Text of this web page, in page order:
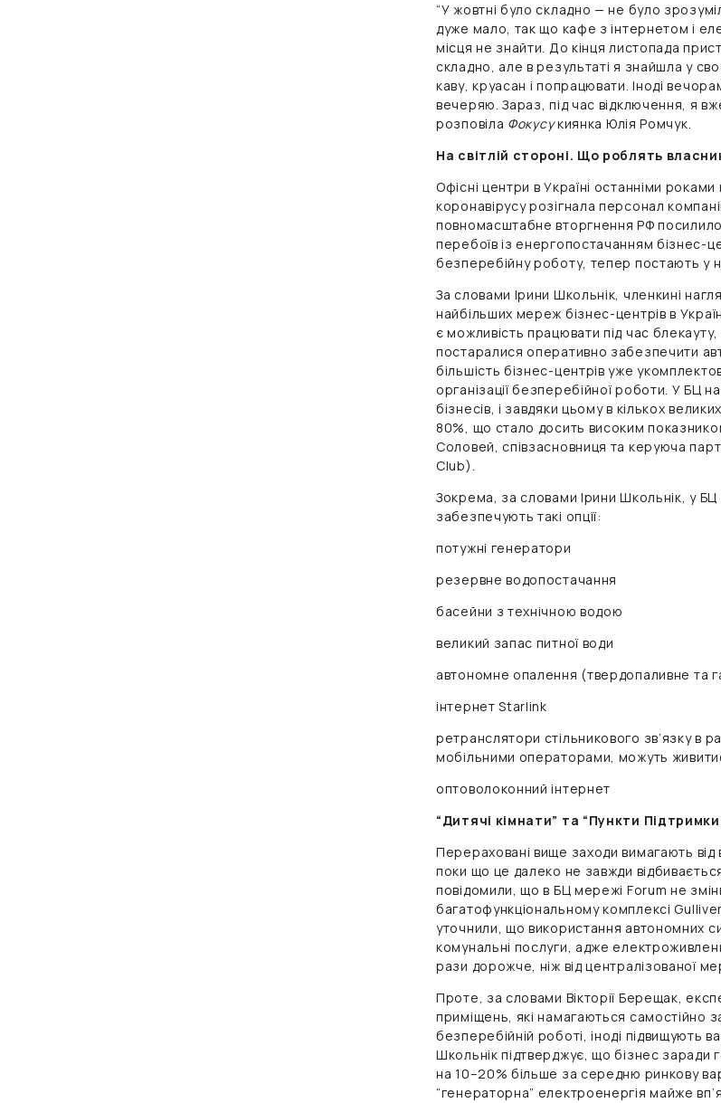
“У жовтні було складно — не було
дуже мало, так що кафе з інтернетом і
місця не знайти. До кінця листопада
складно, але в результаті я знайшла у
каву, круасан і попрацювати. Іноді
вечеряю. Зараз, під час відключення, я
розповіла Фокусукиянка Юлія Ромчук.
На світлій стороні. Що роблять
Офісні центри в Україні останніми
коронавірусу розігнала персонал
повномасштабне вторгнення РФ
перебоїв із енергопостачанням бізнес-
безперебійну роботу, тепер постають у
За словами Ірини Школьнік, членкині
найбільших мереж бізнес-центрів в
є можливість працювати під час
постаралися оперативно забезпечити
більшість бізнес-центрів уже
організації безперебійної роботи. У БЦ
бізнесів, і завдяки цьому в кількох
80%, що стало досить високим
Соловей, співзасновниця та керуюча
Club).
Зокрема, за словами Ірини Школьнік, у
забезпечують такі опції:
потужні генератори
резервне водопостачання
басейни з технічною водою
великий запас питної води
автономне опалення (твердопаливне та
інтернет Starlink
ретранслятори стільникового зв’язку в
мобільними операторами, можуть
оптоволоконний інтернет
“Дитячі кімнати” та “Пункти
Перераховані вище заходи вимагають від
поки що це далеко не завжди
повідомили, що в БЦ мережі Forum не
багатофункціональному комплексі
уточнили, що використання автономних
комунальні послуги, адже
рази дорожче, ніж від централізованої
Проте, за словами Вікторії Берещак,
приміщень, які намагаються самостійно
безперебійній роботі, іноді підвищують
Школьнік підтверджує, що бізнес заради
на 10–20% більше за середню ринкову
“генераторна” електроенергія майже